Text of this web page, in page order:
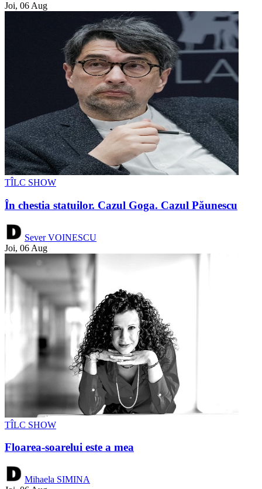
Joi, 06 Aug
TÎLC SHOW
În chestia statuilor. Cazul Goga. Cazul Păunescu
Sever VOINESCU
Joi, 06 Aug
TÎLC SHOW
Floarea-soarelui este a mea
Mihaela SIMINA